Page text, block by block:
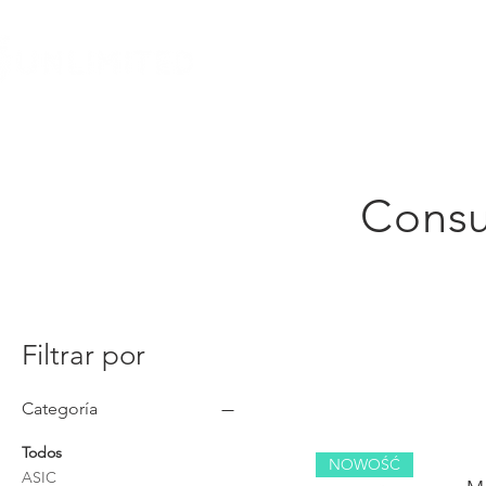
Filtrar por
Categoría
Todos
ASIC
NOWOŚĆ